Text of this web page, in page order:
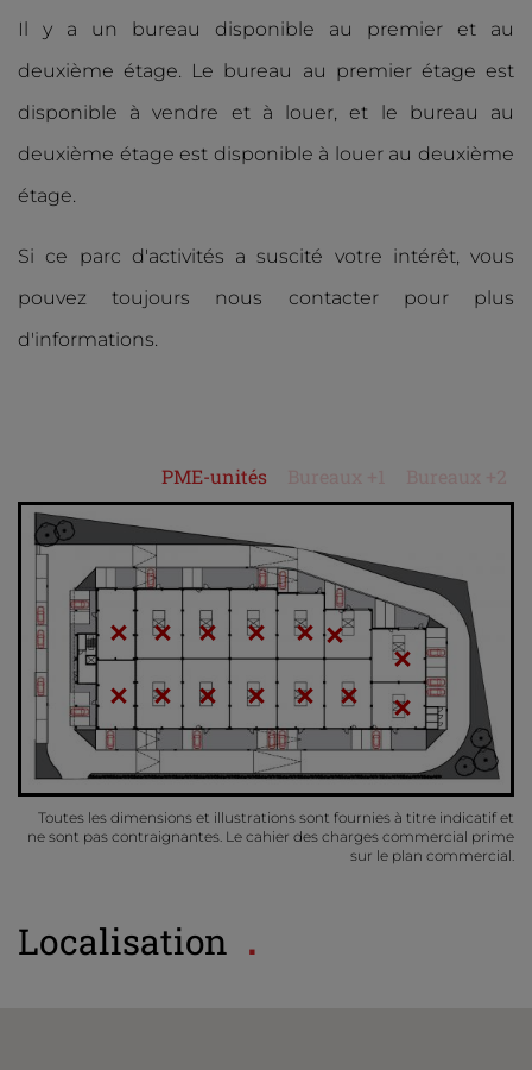
Il y a un bureau disponible au premier et au
deuxième étage. Le bureau au premier étage est
disponible à vendre et à louer, et le bureau au
deuxième étage est disponible à louer au deuxième
étage.
Si ce parc d'activités a suscité votre intérêt, vous
pouvez toujours nous contacter pour plus
d'informations.
PME-unités
Toutes les dimensions et illustrations sont fournies à titre indicatif et
ne sont pas contraignantes. Le cahier des charges commercial prime
sur le plan commercial.
Localisation